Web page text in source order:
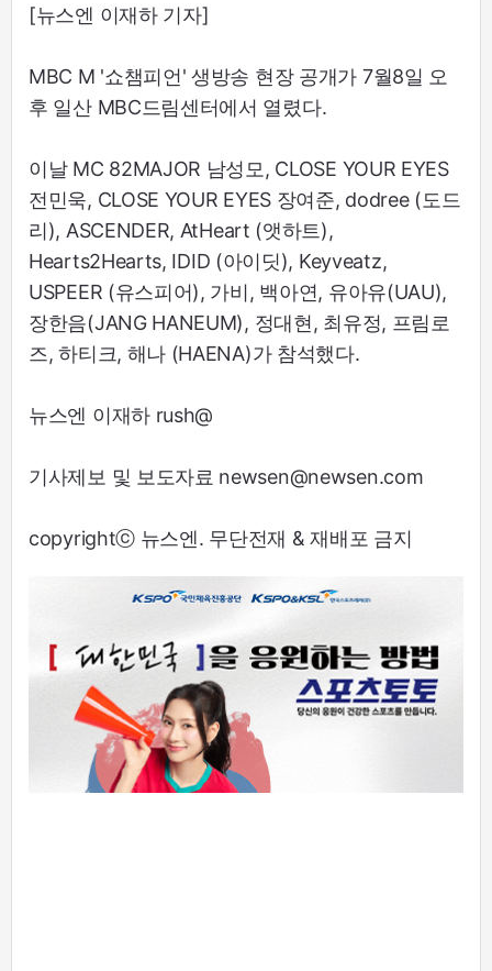
[뉴스엔 이재하 기자]
MBC M '쇼챔피언' 생방송 현장 공개가 7월8일 오
후 일산 MBC드림센터에서 열렸다.
이날 MC 82MAJOR 남성모, CLOSE YOUR EYES
전민욱, CLOSE YOUR EYES 장여준, dodree (도드
리), ASCENDER, AtHeart (앳하트),
Hearts2Hearts, IDID (아이딧), Keyveatz,
USPEER (유스피어), 가비, 백아연, 유아유(UAU),
장한음(JANG HANEUM), 정대현, 최유정, 프림로
즈, 하티크, 해나 (HAENA)가 참석했다.
뉴스엔 이재하 rush@
기사제보 및 보도자료 newsen@newsen.com
copyrightⓒ 뉴스엔. 무단전재 & 재배포 금지